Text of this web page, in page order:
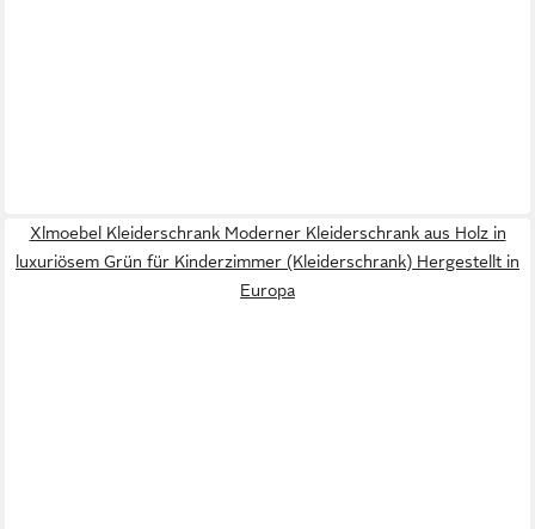
Xlmoebel Kleiderschrank Moderner Kleiderschrank aus Holz in
luxuriösem Grün für Kinderzimmer (Kleiderschrank) Hergestellt in
Europa